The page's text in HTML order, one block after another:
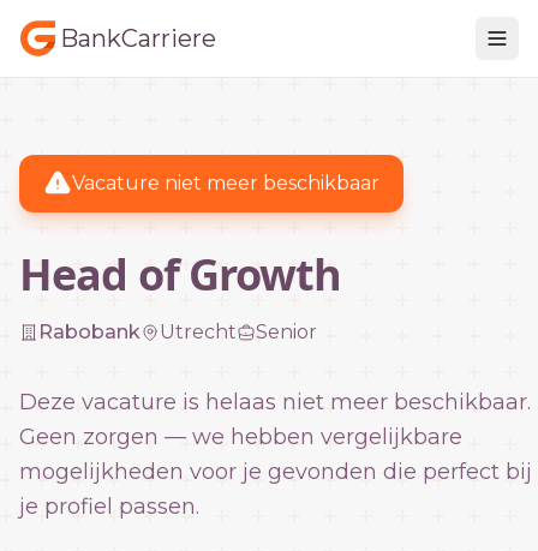
BankCarriere
Vacature niet meer beschikbaar
Head of Growth
Rabobank Utrecht Senior
Deze vacature is helaas niet meer beschikbaar.
Geen zorgen — we hebben vergelijkbare
mogelijkheden voor je gevonden die perfect bij
je profiel passen.